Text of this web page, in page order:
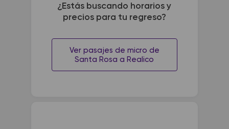
¿Estás buscando horarios y
precios para tu regreso?
Ver pasajes de micro de
Santa Rosa a Realico